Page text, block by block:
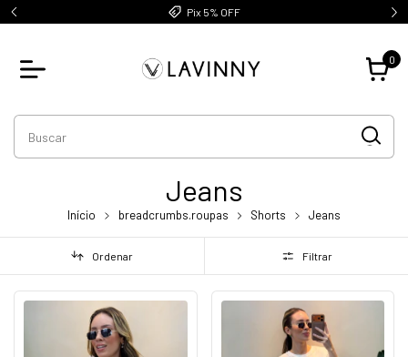
Pix 5% OFF
0
Jeans
Início breadcrumbs.roupas Shorts Jeans
Ordenar Filtrar